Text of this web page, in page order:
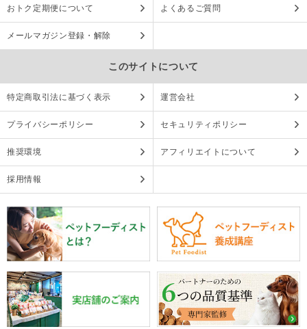
おトク定期便について よくあるご質問
メールマガジン登録・解除
このサイトについて
特定商取引法に基づく表示 運営会社
プライバシーポリシー セキュリティポリシー
推奨環境 アフィリエイトについて
採用情報